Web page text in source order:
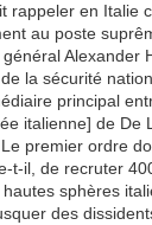
rappeler en Italie
au poste
Alexander
la sécurité
principal
italienne] de De
premier ordre
t-il, de recruter
sphères
des